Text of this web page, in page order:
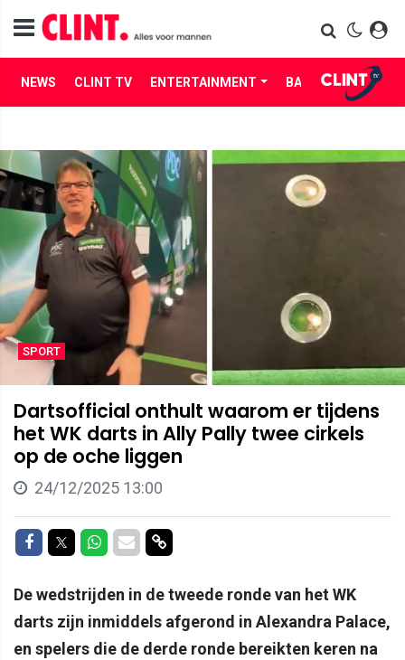
NEWS CLINT TV ENTERTAINMENT BABES LIFE
SPORT
Dartsofficial onthult waarom er tijdens
het WK darts in Ally Pally twee cirkels
op de oche liggen
24/12/2025 13:00
Delen op Facebook
Delen op Twitter
Delen op Whatsapp
Delen via Mail
Delen via link
De wedstrijden in de tweede ronde van het WK
darts zijn inmiddels afgerond in Alexandra Palace,
en spelers die de derde ronde bereikten keren na